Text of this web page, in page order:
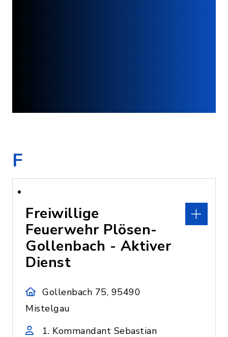
F
Freiwillige
Feuerwehr Plösen-
Gollenbach - Aktiver
Dienst
Gollenbach 75, 95490
Mistelgau
1. Kommandant Sebastian